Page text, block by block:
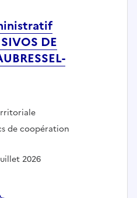
DE
de coopération
2026